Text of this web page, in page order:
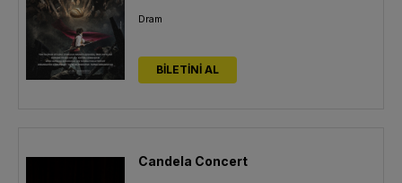
Dram
BİLETİNİ AL
Candela Concert